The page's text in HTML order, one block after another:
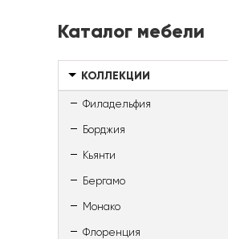
Каталог мебели
КОЛЛЕКЦИИ
Филадельфия
Борджия
Кьянти
Бергамо
Монако
Флоренция